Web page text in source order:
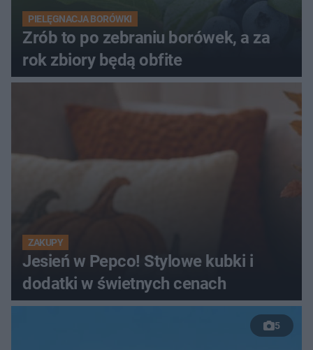
PIELĘGNACJA BORÓWKI
Zrób to po zebraniu borówek, a za
rok zbiory będą obfite
ZAKUPY
Jesień w Pepco! Stylowe kubki i
dodatki w świetnych cenach
5